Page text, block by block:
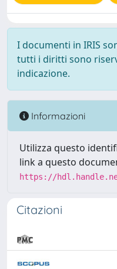
I documenti in IRIS
tutti i diritti sono
indicazione.
Informazioni
Utilizza questo
link a questo
https://
Citazioni